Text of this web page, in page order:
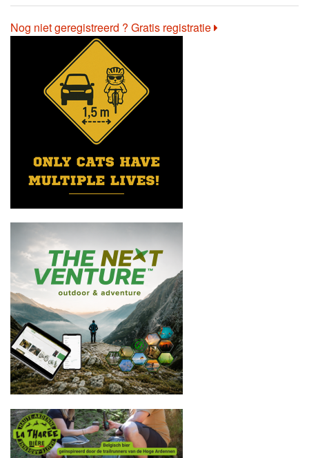
Nog niet geregistreerd ? Gratis registratie